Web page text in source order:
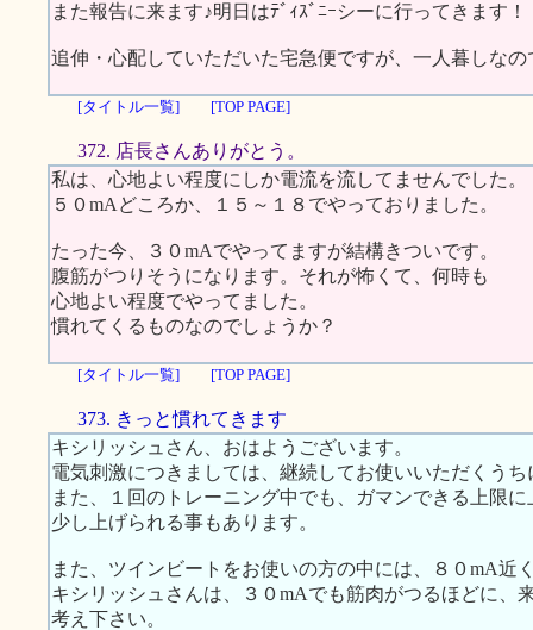
また報告に来ます♪明日はﾃﾞｨｽﾞﾆｰシーに行ってきます！
追伸・心配していただいた宅急便ですが、一人暮しな
[タイトル一覧] [TOP PAGE]
372. 店長さんありがとう。
私は、心地よい程度にしか電流を流してませんでした。
５０mAどころか、１５～１８でやっておりました。
たった今、３０mAでやってますが結構きついです。
腹筋がつりそうになります。それが怖くて、何時も
心地よい程度でやってました。
慣れてくるものなのでしょうか？
[タイトル一覧] [TOP PAGE]
373. きっと慣れてきます
キシリッシュさん、おはようございます。
電気刺激につきましては、継続してお使いいただくう
また、１回のトレーニング中でも、ガマンできる上限
少し上げられる事もあります。
また、ツインビートをお使いの方の中には、８０mA近
キシリッシュさんは、３０mAでも筋肉がつるほどに、
考え下さい。